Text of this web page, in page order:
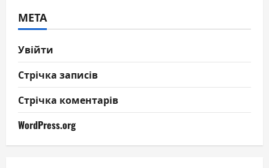
МЕТА
Увійти
Стрічка записів
Стрічка коментарів
WordPress.org